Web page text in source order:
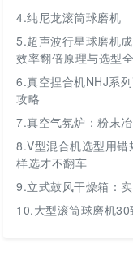
4.纯尼龙滚筒球磨机
5.超声波行星球磨机
效率翻倍原理与选型
6.真空捏合机NHJ系
攻略
7.真空气氛炉：粉末
8.V型混合机选型用
样选才不翻车
9.立式鼓风干燥箱：
10.大型滚筒球磨机